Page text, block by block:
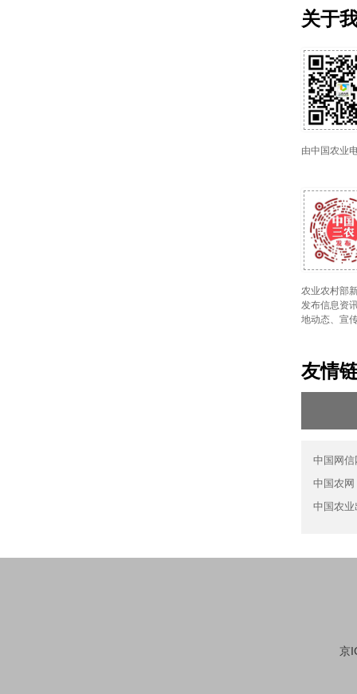
关于
由中国农业
农业农村部
发布信息资
地动态、宣
友情
中国网信
中国农网
中国农业
京